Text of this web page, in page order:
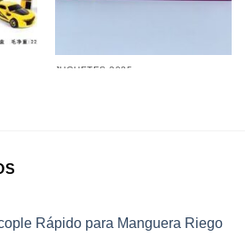
JUGUETES 2025
Rápido para Manguera Riego